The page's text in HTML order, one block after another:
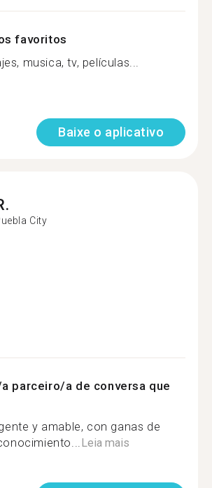
favoritos
musica, tv, películas...
Baixe o aplicativo
City
parceiro/a de conversa que
y amable, con ganas de
Leia mais